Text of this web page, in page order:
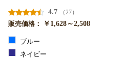
4.7
（27）
販売価格：
￥1,628～2,508
ブルー
ネイビー